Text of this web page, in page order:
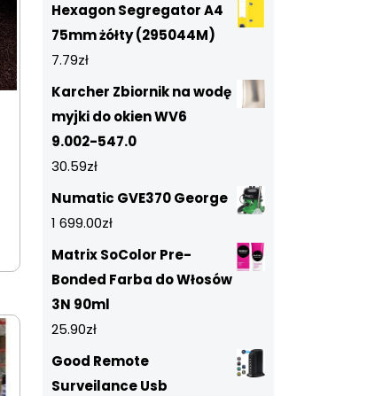
Hexagon Segregator A4
75mm żółty (295044M)
7.79zł
Karcher Zbiornik na wodę
myjki do okien WV6
9.002-547.0
30.59zł
Numatic GVE370 George
1 699.00zł
Matrix SoColor Pre-
Bonded Farba do Włosów
3N 90ml
25.90zł
Good Remote
Surveilance Usb